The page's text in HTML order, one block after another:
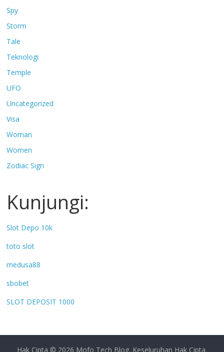
Spy
Storm
Tale
Teknologi
Temple
UFO
Uncategorized
Visa
Woman
Women
Zodiac Sign
Kunjungi:
Slot Depo 10k
toto slot
medusa88
sbobet
SLOT DEPOSIT 1000
Hak Cipta © 2026 Mofo Tech Blog. Keseluruhan Hak Cipta.